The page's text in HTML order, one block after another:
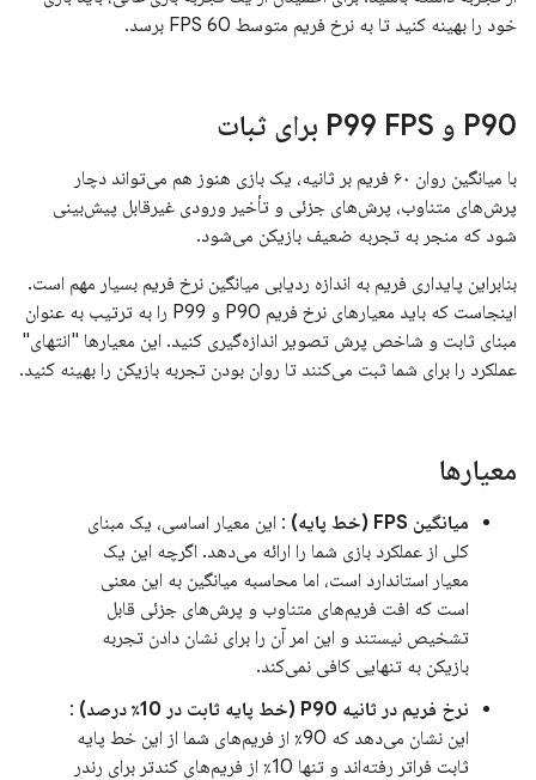
خود را بهینه کنید تا به نرخ فریم متوسط ​​60 FPS برسد.
P90 و P99 FPS برای ثبات
با میانگین روان ۶۰ فریم بر ثانیه، یک بازی هنوز هم می‌تواند دچار
پرش‌های متناوب، پرش‌های جزئی و تأخیر ورودی غیرقابل پیش‌بینی
شود که منجر به تجربه ضعیف بازیکن می‌شود.
بنابراین پایداری فریم به اندازه ردیابی میانگین نرخ فریم بسیار مهم است.
اینجاست که باید معیارهای نرخ فریم P90 و P99 را به ترتیب به عنوان
مبنای ثابت و شاخص پرش تصویر اندازه‌گیری کنید. این معیارها "انتهای"
عملکرد را برای شما ثبت می‌کنند تا روان بودن تجربه بازیکن را بهینه کنید.
معیارها
میانگین FPS (خط پایه)
: این معیار اساسی، یک مبنای
کلی از عملکرد بازی شما را ارائه می‌دهد. اگرچه این یک
معیار استاندارد است، اما محاسبه میانگین به این معنی
است که افت فریم‌های متناوب و پرش‌های جزئی قابل
تشخیص نیستند و این امر آن را برای نشان دادن تجربه
بازیکن به تنهایی کافی نمی‌کند.
نرخ فریم در ثانیه P90 (خط پایه ثابت در 10٪ درصد)
:
این نشان می‌دهد که 90٪ از فریم‌های شما از این خط پایه
ثابت فراتر رفته‌اند و تنها 10٪ از فریم‌های کندتر برای رندر